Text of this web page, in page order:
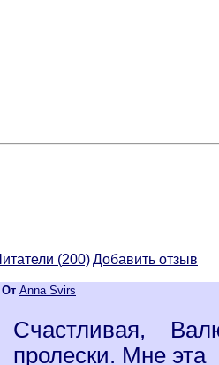
(200)Добавить отзыв
От Anna Svirs
Счастливая,
пролески. Мне эта